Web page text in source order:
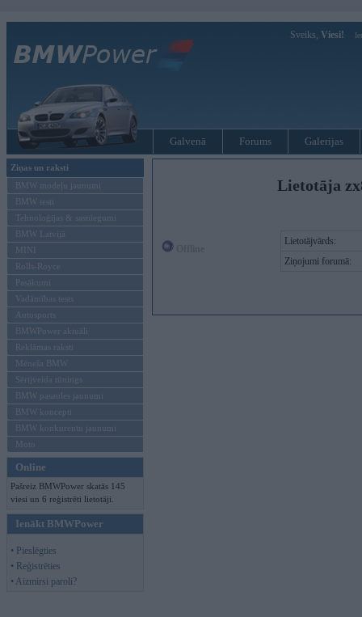
Sveiks, Viesi!
Galvenā Forums Galerijas
Ziņas un raksti
BMW modeļu jaunumi
BMW testi
Tehnoloģijas & sasniegumi
BMW Latvijā
MINI
Rolls-Royce
Pasākumi
Vadāmības tests
Autosports
BMWPower aktuāli
Reklāmas raksti
Mēneša BMW
Sērijveida tūnings
BMW pasaules jaunumi
BMW koncepti
BMW konkurentu jaunumi
Moto
Online
Pašreiz BMWPower skatās 145
viesi un 6 reģistrēti lietotāji.
Ienākt BMWPower
• Pieslēgties
• Reģistrēties
• Aizmirsi paroli?
Lietotāja
Lietotājvārds:
Ziņojumi forumā: